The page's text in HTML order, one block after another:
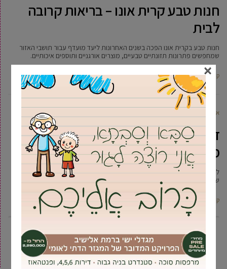
חנות טבע קרית אונו – בריאות קרובה
לבית
חנות טבע בקרית אונו הפכה בשנים האחרונות ליעד מועדף עבור תושבי האזור
שמחפשים פתרונות תזונתיים טבעיים, מוצרים אורגניים ותוספים איכותיים.
קרא עוד ←
אביחי טבק
דרמה על הפרקט: ניצחון 75:76 לבית
מתתיהו בגמר ליגת YF גבעת שמואל
לאחר עונה מותחת עם 11 קבוצות, הסתיימה ליגת הקהילות בכדורסל של גבעת
שמואל עם ניצחון דרמטי של בית מתתיהו על
קרא עוד ←
1
2
3
4
5
6
7
×